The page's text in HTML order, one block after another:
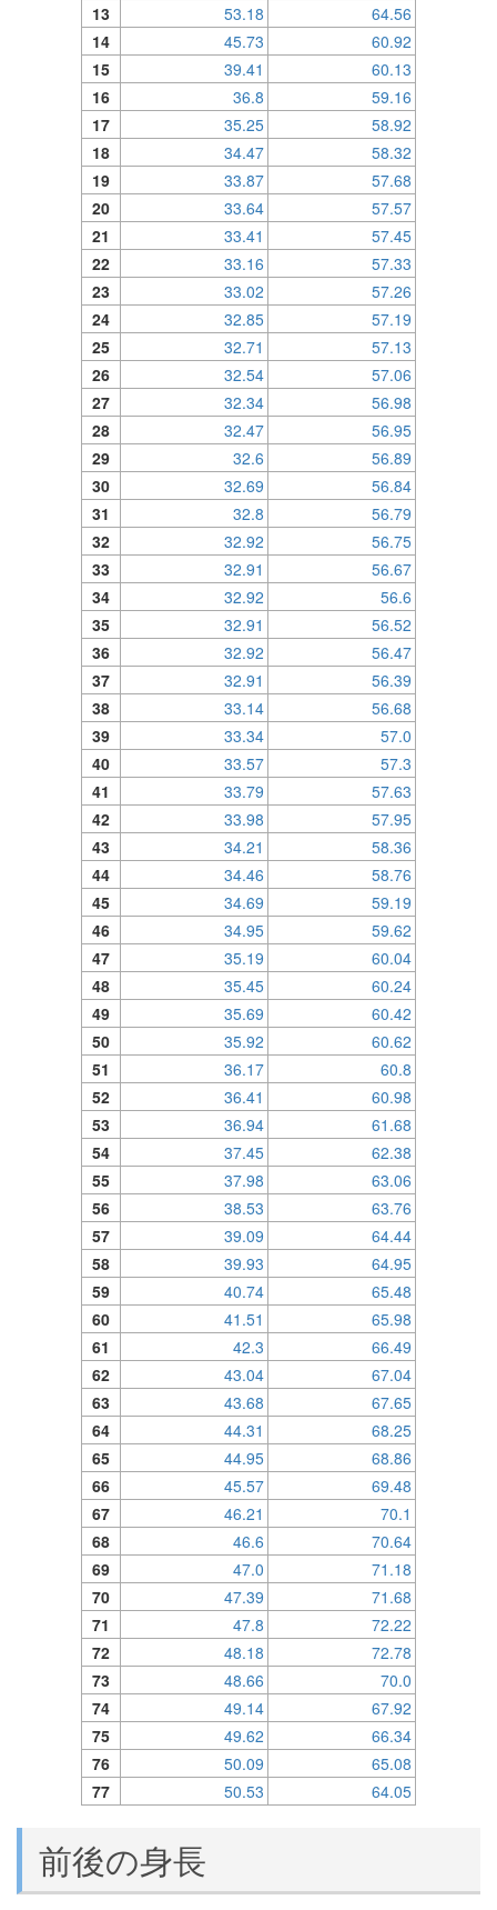
13
53.18
64.56
14
45.73
60.92
15
39.41
60.13
16
36.8
59.16
17
35.25
58.92
18
34.47
58.32
19
33.87
57.68
20
33.64
57.57
21
33.41
57.45
22
33.16
57.33
23
33.02
57.26
24
32.85
57.19
25
32.71
57.13
26
32.54
57.06
27
32.34
56.98
28
32.47
56.95
29
32.6
56.89
30
32.69
56.84
31
32.8
56.79
32
32.92
56.75
33
32.91
56.67
34
32.92
56.6
35
32.91
56.52
36
32.92
56.47
37
32.91
56.39
38
33.14
56.68
39
33.34
57.0
40
33.57
57.3
41
33.79
57.63
42
33.98
57.95
43
34.21
58.36
44
34.46
58.76
45
34.69
59.19
46
34.95
59.62
47
35.19
60.04
48
35.45
60.24
49
35.69
60.42
50
35.92
60.62
51
36.17
60.8
52
36.41
60.98
53
36.94
61.68
54
37.45
62.38
55
37.98
63.06
56
38.53
63.76
57
39.09
64.44
58
39.93
64.95
59
40.74
65.48
60
41.51
65.98
61
42.3
66.49
62
43.04
67.04
63
43.68
67.65
64
44.31
68.25
65
44.95
68.86
66
45.57
69.48
67
46.21
70.1
68
46.6
70.64
69
47.0
71.18
70
47.39
71.68
71
47.8
72.22
72
48.18
72.78
73
48.66
70.0
74
49.14
67.92
75
49.62
66.34
76
50.09
65.08
77
50.53 64.05
前後の身長